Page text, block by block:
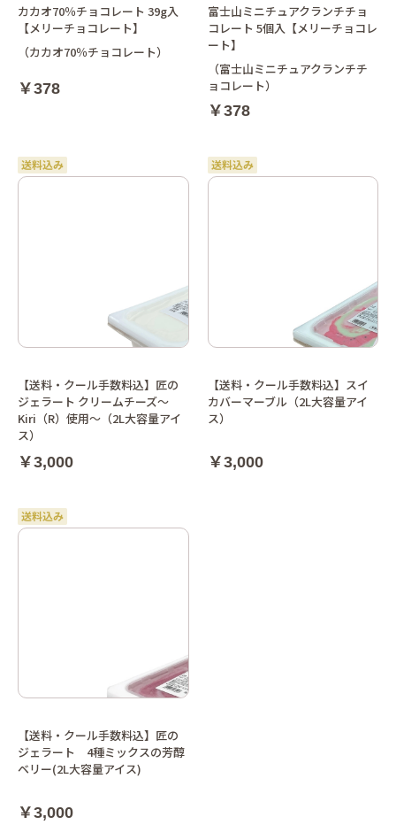
カカオ70％チョコレート 39g入
【メリーチョコレート】
（カカオ70％チョコレート）
￥378
富士山ミニチュアクランチチョ
コレート 5個入【メリーチョコレ
ート】
（富士山ミニチュアクランチチ
ョコレート）
￥378
【送料・クール手数料込】匠の
ジェラート クリームチーズ～
Kiri（R）使用～（2L大容量アイ
ス）
￥3,000
【送料・クール手数料込】スイ
カバーマーブル（2L大容量アイ
ス）
￥3,000
【送料・クール手数料込】匠の
ジェラート 4種ミックスの芳醇
ベリー(2L大容量アイス)
￥3,000